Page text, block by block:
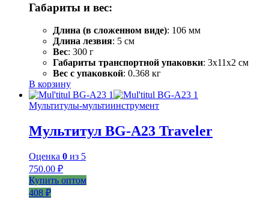
Габариты и вес:
Длина (в сложенном виде): 106 мм
Длина лезвия: 5 см
Вес: 300 г
Габариты транспортной упаковки: 3x11x2 см
Вес с упаковкой: 0.368 кг
В корзину
Мультитулы-мультиинструмент
Мультитул BG-A23 Traveler
Оценка 0 из 5
750.00 ₽
Купить оптом
408 ₽